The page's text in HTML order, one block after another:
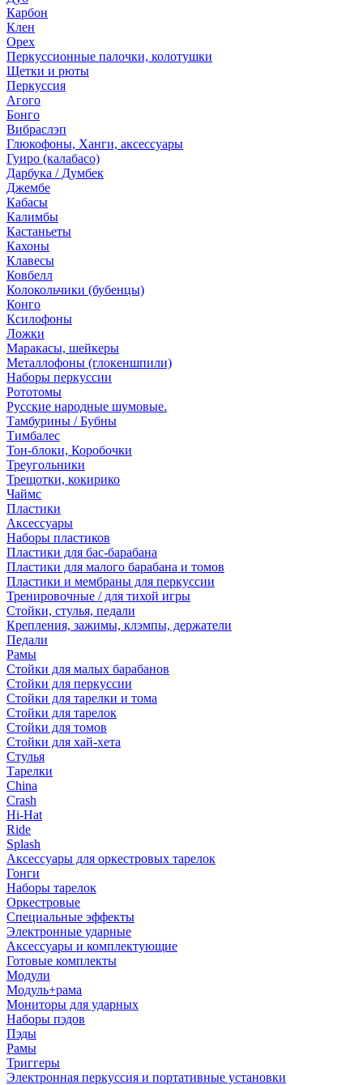
Карбон
Клен
Орех
Перкуссионные палочки, колотушки
Щетки и рюты
Перкуссия
Агого
Бонго
Вибраслэп
Глюкофоны, Ханги, аксессуары
Гуиро (калабасо)
Дарбука / Думбек
Джембе
Кабасы
Калимбы
Кастаньеты
Кахоны
Клавесы
Ковбелл
Колокольчики (бубенцы)
Конго
Ксилофоны
Ложки
Маракасы, шейкеры
Металлофоны (глокеншпили)
Наборы перкуссии
Рототомы
Русские народные шумовые.
Тамбурины / Бубны
Тимбалес
Тон-блоки, Коробочки
Треугольники
Трещотки, кокирико
Чаймс
Пластики
Аксессуары
Наборы пластиков
Пластики для бас-барабана
Пластики для малого барабана и томов
Пластики и мембраны для перкуссии
Тренировочные / для тихой игры
Стойки, стулья, педали
Крепления, зажимы, клэмпы, держатели
Педали
Рамы
Стойки для малых барабанов
Стойки для перкуссии
Стойки для тарелки и тома
Стойки для тарелок
Стойки для томов
Стойки для хай-хета
Стулья
Тарелки
China
Crash
Hi-Hat
Ride
Splash
Аксессуары для оркестровых тарелок
Гонги
Наборы тарелок
Оркестровые
Специальные эффекты
Электронные ударные
Аксессуары и комплектующие
Готовые комплекты
Модули
Модуль+рама
Мониторы для ударных
Наборы пэдов
Пэды
Рамы
Триггеры
Электронная перкуссия и портативные установки